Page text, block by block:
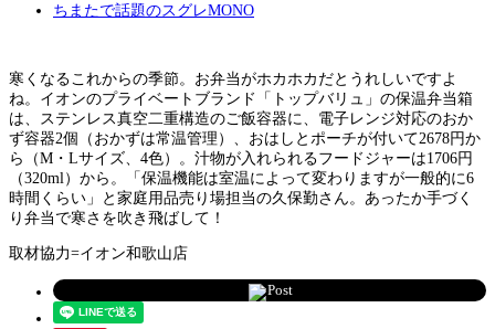
ちまたで話題のスグレMONO
寒くなるこれからの季節。お弁当がホカホカだとうれしいですよ
ね。イオンのプライベートブランド「トップバリュ」の保温弁当箱
は、ステンレス真空二重構造のご飯容器に、電子レンジ対応のおか
ず容器2個（おかずは常温管理）、おはしとポーチが付いて2678円か
ら（M・Lサイズ、4色）。汁物が入れられるフードジャーは1706円
（320ml）から。「保温機能は室温によって変わりますが一般的に6
時間くらい」と家庭用品売り場担当の久保勤さん。あったか手づく
り弁当で寒さを吹き飛ばして！
取材協力=イオン和歌山店
Post